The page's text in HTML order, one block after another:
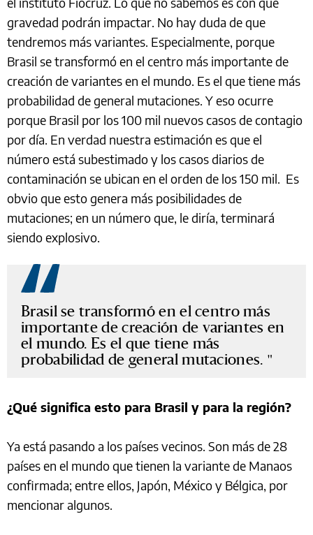
gravedad podrán impactar. No hay duda de que
tendremos más variantes. Especialmente, porque
Brasil se transformó en el centro más importante de
creación de variantes en el mundo. Es el que tiene más
probabilidad de general mutaciones. Y eso ocurre
porque Brasil por los 100 mil nuevos casos de contagio
por día. En verdad nuestra estimación es que el
número está subestimado y los casos diarios de
contaminación se ubican en el orden de los 150 mil. Es
obvio que esto genera más posibilidades de
mutaciones; en un número que, le diría, terminará
siendo explosivo.
Brasil se transformó en el centro más
importante de creación de variantes en
el mundo. Es el que tiene más
probabilidad de general mutaciones.
¿Qué significa esto para Brasil y para la región?
Ya está pasando a los países vecinos. Son más de 28
países en el mundo que tienen la variante de Manaos
confirmada; entre ellos, Japón, México y Bélgica, por
mencionar algunos.